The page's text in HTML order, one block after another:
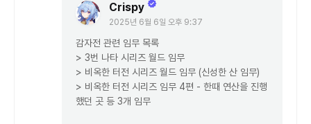
Crispy
2025년 6월 6일 오후 9:37
감자전 관련 임무 목록
> 3번 나타 시리즈 월드 임무
> 비옥한 터전 시리즈 월드 임무 (신성한 산 임무)
> 비옥한 터전 시리즈 임무 4편 - 한때 연산을 진행
했던 곳 등 3개 임무